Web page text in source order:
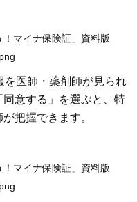
医師・薬剤師が見られ
意する」を選ぶと、特
把握できます。